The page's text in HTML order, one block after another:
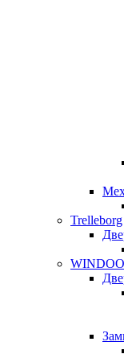
Trelleborg